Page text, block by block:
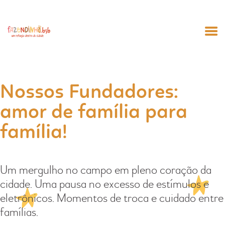
ANIVERSÁRIO
AGENDAMENTO
NOSSA HISTÓRIA
CARRINHO
MINHA CONTA
Nossos Fundadores:
amor de família para
família!
Um mergulho no campo em pleno coração da
cidade. Uma pausa no excesso de estímulos e
eletrônicos. Momentos de troca e cuidado entre
famílias.